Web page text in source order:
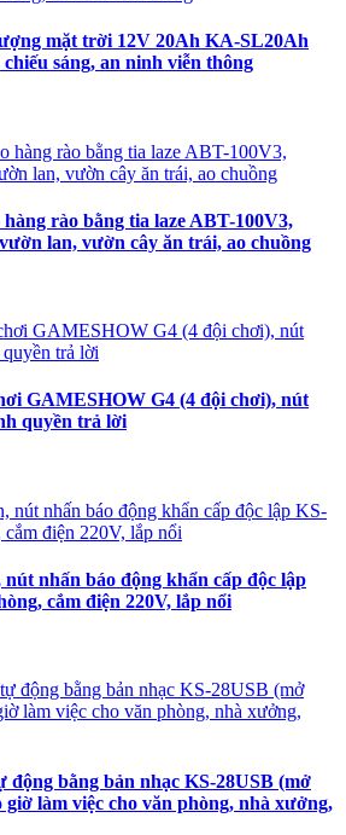
mặt trời 12V 20Ah KA-SL20Ah
sáng, an ninh viễn thông
rào bằng tia laze ABT-100V3,
lan, vườn cây ăn trái, ao chuồng
GAMESHOW G4 (4 đội chơi), nút
quyền trả lời
nhấn báo động khẩn cấp độc lập
cắm điện 220V, lắp nổi
động bằng bản nhạc KS-28USB (mở
giờ làm việc cho văn phòng, nhà xưởng,